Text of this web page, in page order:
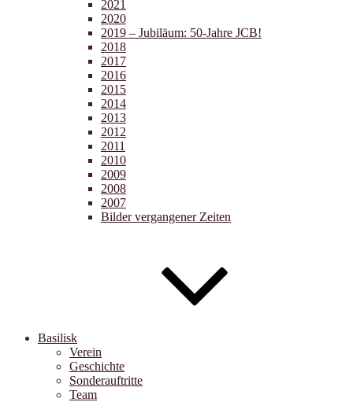
2021
2020
2019 – Jubiläum: 50-Jahre JCB!
2018
2017
2016
2015
2014
2013
2012
2011
2010
2009
2008
2007
Bilder vergangener Zeiten
Basilisk
Verein
Geschichte
Sonderauftritte
Team